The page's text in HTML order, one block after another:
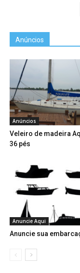
Anúncios
Anúncios
Veleiro de madeira
36 pés
Anuncie Aqui
Anuncie sua